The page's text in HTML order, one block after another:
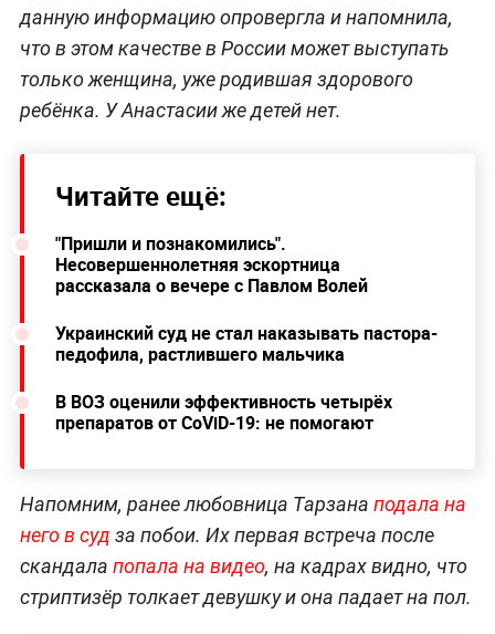
данную информацию опровергла и напомнила,
что в этом качестве в России может выступать
только женщина, уже родившая здорового
ребёнка. У Анастасии же детей нет.
Читайте ещё:
"Пришли и познакомились".
Несовершеннолетняя эскортница
рассказала о вечере с Павлом Волей
Украинский суд не стал наказывать пастора-
педофила, растлившего мальчика
В ВОЗ оценили эффективность четырёх
препаратов от CoViD-19: не помогают
Напомним, ранее любовница Тарзана подала на
него в суд за побои. Их первая встреча после
скандала попала на видео, на кадрах видно, что
стриптизёр толкает девушку и она падает на пол.